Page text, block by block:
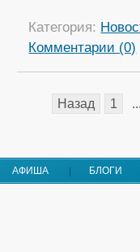
Категория:
Комментарии (0)
Назад 1
АФИША БЛОГИ